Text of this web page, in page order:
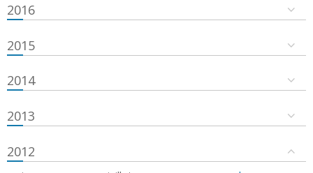
2016
2015
2014
2013
2012